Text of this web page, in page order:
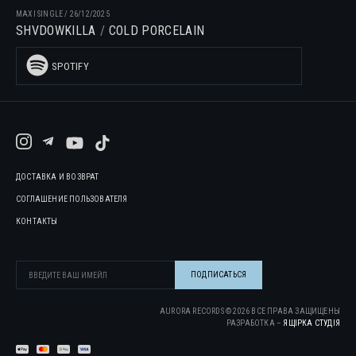
MAXI SINGLE/ 26/12/2025
SHVDOWKILLA COLD PORCELAIN
SPOTIFY
ДОСТАВКА И ВОЗВРАТ
СОГЛАШЕНИЕ ПОЛЬЗОВАТЕЛЯ
КОНТАКТЫ
AURORA RECORDS ©2026 ВСЕ ПРАВА ЗАЩИЩЕНЫ
РАЗРАБОТКА – ЯЩІРКА CТУДІЯ